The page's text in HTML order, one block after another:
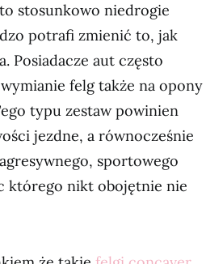
stosunkowo niedrogie
potrafi zmienić to, jak
Posiadacze aut często
felg także na opony
typu zestaw powinien
jezdne, a równocześnie
sportowego
którego nikt obojętnie nie